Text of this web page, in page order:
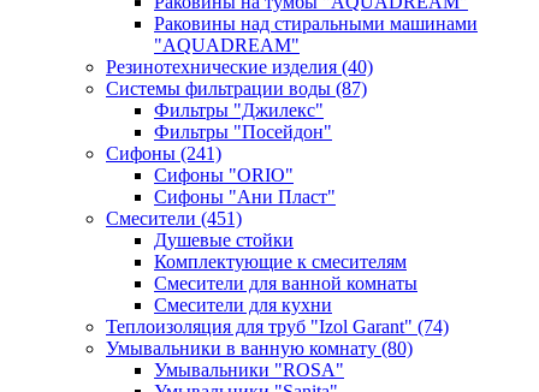
Раковины над стиральными машинами
"AQUADREAM"
Резинотехнические изделия (40)
Системы фильтрации воды (87)
Фильтры "Джилекс"
Фильтры "Посейдон"
Сифоны (241)
Сифоны "ORIO"
Сифоны "Ани Пласт"
Смесители (451)
Душевые стойки
Комплектующие к смесителям
Смесители для ванной комнаты
Смесители для кухни
Теплоизоляция для труб "Izol Garant" (74)
Умывальники в ванную комнату (80)
Умывальники "ROSA"